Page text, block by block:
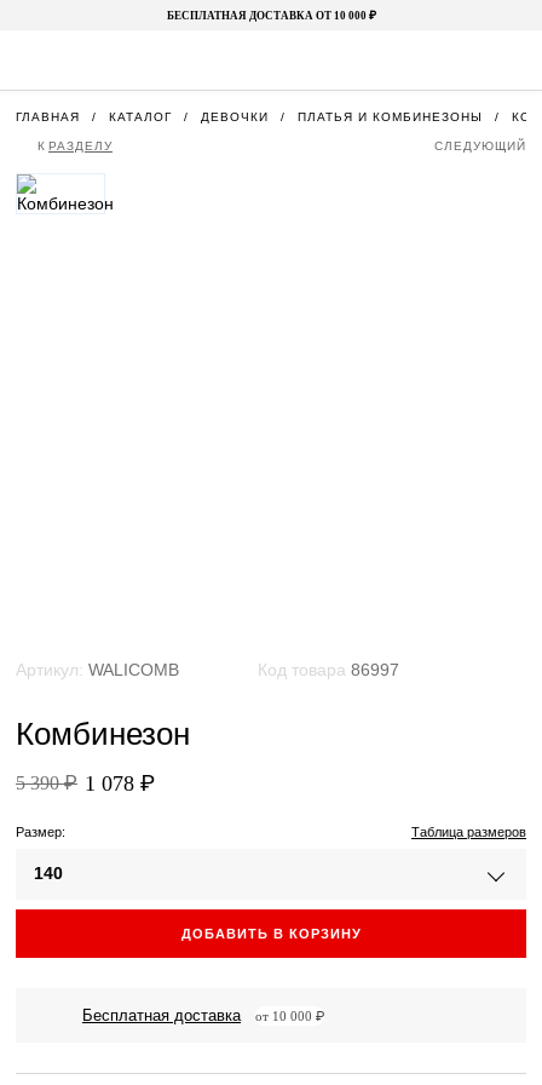
БЕСПЛАТНАЯ ДОСТАВКА ОТ 10 000 ₽
ГЛАВНАЯ КАТАЛОГ ДЕВОЧКИ ПЛАТЬЯ И КОМБИНЕЗОНЫ
К РАЗДЕЛУ СЛЕДУЮЩИЙ
Артикул: WALICOMB Код товара 86997
Комбинезон
5 390 ₽ 1 078 ₽
Размер: Таблица размеров
140
ДОБАВИТЬ В КОРЗИНУ
Бесплатная доставка от 10 000 ₽